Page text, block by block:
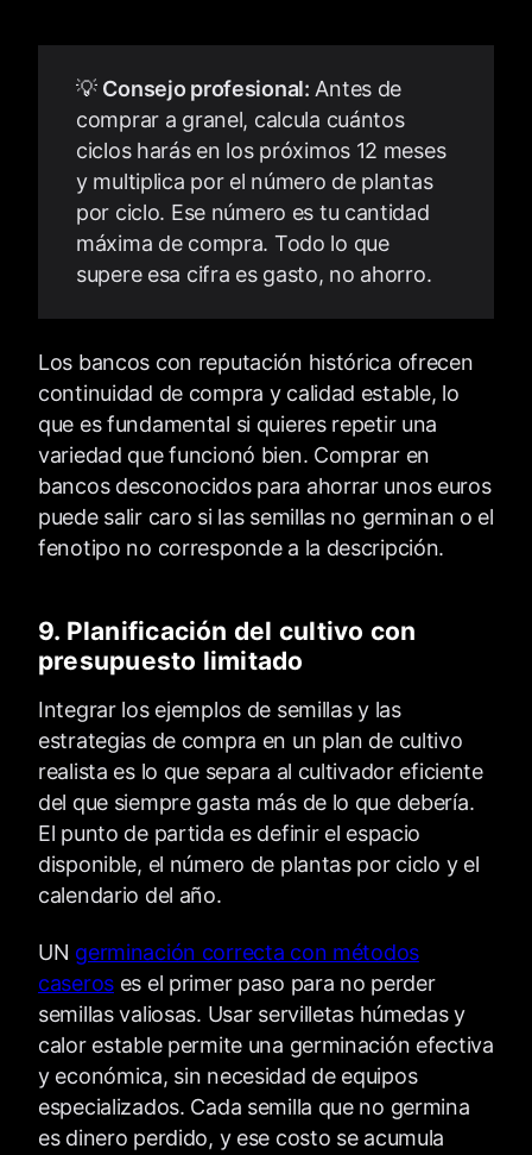
💡 Consejo profesional: Antes de
comprar a granel, calcula cuántos
ciclos harás en los próximos 12 meses
y multiplica por el número de plantas
por ciclo. Ese número es tu cantidad
máxima de compra. Todo lo que
supere esa cifra es gasto, no ahorro.
Los bancos con reputación histórica ofrecen
continuidad de compra y calidad estable, lo
que es fundamental si quieres repetir una
variedad que funcionó bien. Comprar en
bancos desconocidos para ahorrar unos euros
puede salir caro si las semillas no germinan o el
fenotipo no corresponde a la descripción.
9. Planificación del cultivo con
presupuesto limitado
Integrar los ejemplos de semillas y las
estrategias de compra en un plan de cultivo
realista es lo que separa al cultivador eficiente
del que siempre gasta más de lo que debería.
El punto de partida es definir el espacio
disponible, el número de plantas por ciclo y el
calendario del año.
UN germinación correcta con métodos
caseroses el primer paso para no perder
semillas valiosas. Usar servilletas húmedas y
calor estable permite una germinación efectiva
y económica, sin necesidad de equipos
especializados. Cada semilla que no germina
es dinero perdido, y ese costo se acumula